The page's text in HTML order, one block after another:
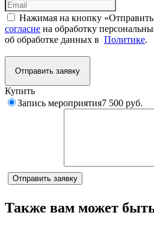
Нажимая на кнопку «Отправить
согласие на обработку
об обработке данных в Политике.
Отправить заявку
Купить
Запись мероприятия7 500 руб.
Отправить заявку
Также вам может